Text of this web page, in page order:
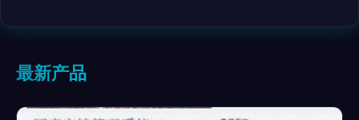
最新产品